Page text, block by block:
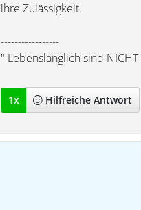
ihre Zulässigkeit.
-----------------
" Lebenslänglich sind NICHT
1x Hilfreiche Antwort